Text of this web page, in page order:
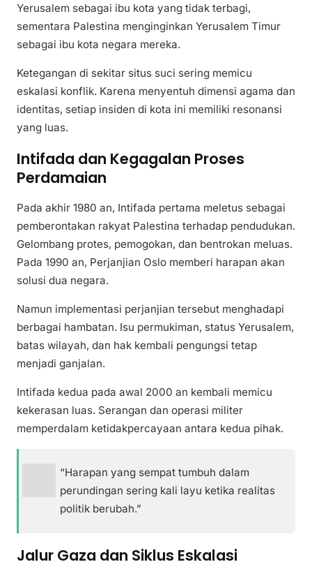
Yerusalem sebagai ibu kota yang tidak terbagi,
sementara Palestina menginginkan Yerusalem Timur
sebagai ibu kota negara mereka.
Ketegangan di sekitar situs suci sering memicu
eskalasi konflik. Karena menyentuh dimensi agama dan
identitas, setiap insiden di kota ini memiliki resonansi
yang luas.
Intifada dan Kegagalan Proses
Perdamaian
Pada akhir 1980 an, Intifada pertama meletus sebagai
pemberontakan rakyat Palestina terhadap pendudukan.
Gelombang protes, pemogokan, dan bentrokan meluas.
Pada 1990 an, Perjanjian Oslo memberi harapan akan
solusi dua negara.
Namun implementasi perjanjian tersebut menghadapi
berbagai hambatan. Isu permukiman, status Yerusalem,
batas wilayah, dan hak kembali pengungsi tetap
menjadi ganjalan.
Intifada kedua pada awal 2000 an kembali memicu
kekerasan luas. Serangan dan operasi militer
memperdalam ketidakpercayaan antara kedua pihak.
“Harapan yang sempat tumbuh dalam
perundingan sering kali layu ketika realitas
politik berubah.”
Jalur Gaza dan Siklus Eskalasi